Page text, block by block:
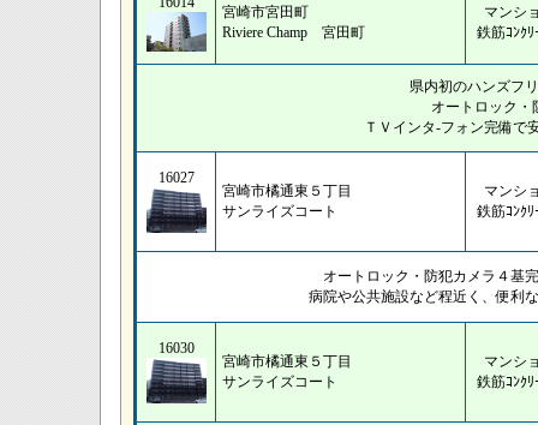
宮崎市宮田町
Riviere Champ 宮田町
マンシ
鉄筋ｺﾝｸﾘ
県内初のハンズフ
オートロック・
ＴＶインタ-フォン完備で
16027
宮崎市橘通東５丁目
サンライズコート
マンシ
鉄筋ｺﾝｸﾘ
オートロック・防犯カメラ４基
病院や公共施設など程近く、便利
16030
宮崎市橘通東５丁目
サンライズコート
マンシ
鉄筋ｺﾝｸﾘ